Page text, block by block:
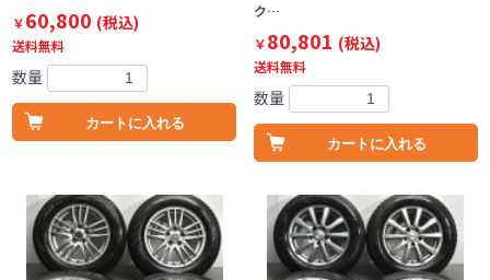
￥60,800 (税込)
送料無料
数量
カートに入れる
ク…
￥80,801 (税込)
送料無料
数量
カートに入れる